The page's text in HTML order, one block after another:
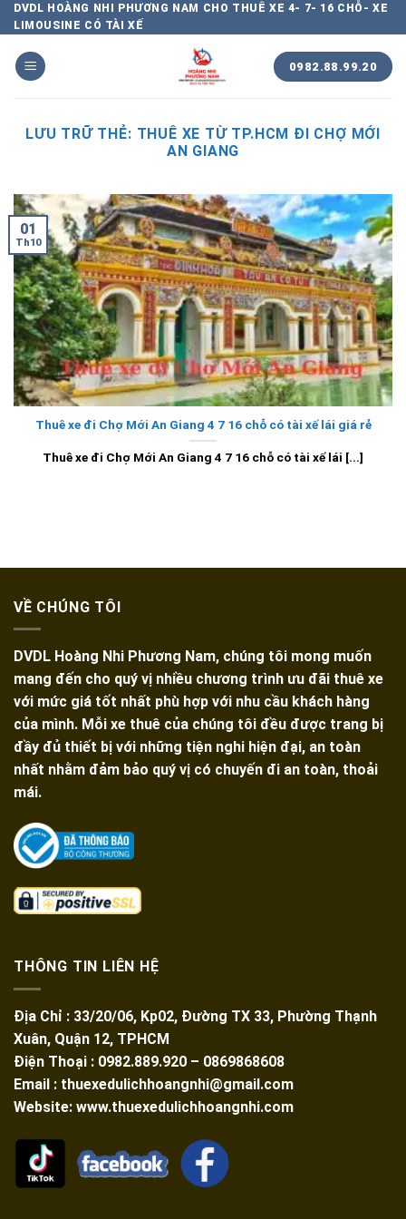
Chuyển
đến
nội
dung
DVDL HOÀNG NHI PHƯƠNG NAM CHO THUÊ XE 4- 7- 16 CHỖ- XE
LIMOUSINE CÓ TÀI XẾ
0982.88.99.20
LƯU TRỮ THẺ: THUÊ XE TỪ TP.HCM ĐI CHỢ MỚI
AN GIANG
Thuê xe đi Chợ Mới An Giang 4 7 16 chỗ có tài xế lái giá rẻ
Thuê xe đi Chợ Mới An Giang 4 7 16 chỗ có tài xế lái [...]
01
Th10
VỀ CHÚNG TÔI
DVDL Hoàng Nhi Phương Nam, chúng tôi mong muốn
mang đến cho quý vị nhiều chương trình ưu đãi thuê xe
với mức giá tốt nhất phù hợp với nhu cầu khách hàng
của mình. Mỗi xe thuê của chúng tôi đều được trang bị
đầy đủ thiết bị với những tiện nghi hiện đại, an toàn
nhất nhằm đảm bảo quý vị có chuyến đi an toàn, thoải
mái.
THÔNG TIN LIÊN HỆ
Địa Chỉ : 33/20/06, Kp02, Đường TX 33, Phường Thạnh
Xuân, Quận 12, TPHCM
Điện Thoại : 0982.889.920 – 0869868608
Email : thuexedulichhoangnhi@gmail.com
Website: www.thuexedulichhoangnhi.com